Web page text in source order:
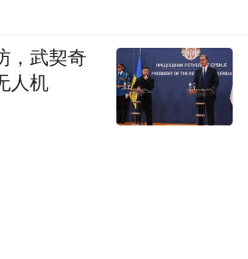
，武契奇
人机